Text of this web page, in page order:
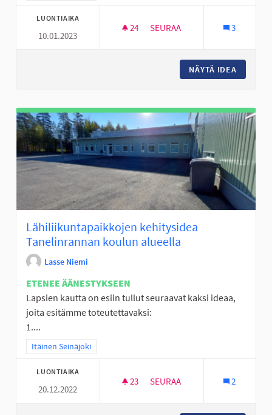
LUONTIAIKA
10.01.2023
24 24 SEURAAJAA
SEURAA 3
NÄYTÄ IDEA
Lähiliikuntapaikkojen kehitysidea
Tanelinrannan koulun alueella
Lasse Niemi
ETENEE ÄÄNESTYKSEEN
Lapsien kautta on esiin tullut seuraavat kaksi ideaa,
joita esitämme toteutettavaksi:
1....
Rajaa tulokset teeman mukaan: Itäinen Seinäjoki
Itäinen Seinäjoki
LUONTIAIKA
20.12.2022
23 23 SEURAAJAA
SEURAA 2